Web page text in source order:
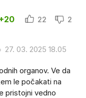
+20 22 2
27. 03. 2025 18.05
organov. Ve da
le počakati na
pristojni vedno